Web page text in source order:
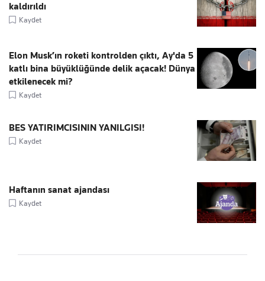
kaldırıldı
Kaydet
Elon Musk’ın roketi kontrolden çıktı, Ay'da 5
katlı bina büyüklüğünde delik açacak! Dünya
etkilenecek mi?
Kaydet
BES YATIRIMCISININ YANILGISI!
Kaydet
Haftanın sanat ajandası
Kaydet